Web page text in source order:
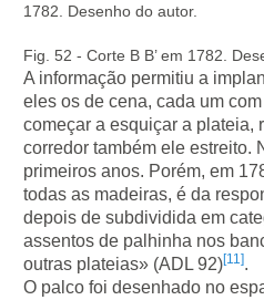
1782. Desenho do autor.
Fig. 52 - Corte B B’ em 1782.
A informação permitiu a
eles os de cena, cada um
começar a esquiçar a plateia,
corredor também ele estreito.
primeiros anos. Porém, em
todas as madeiras, é da
depois de subdividida em
assentos de palhinha nos
outras plateias» (ADL 92)[11].
O palco foi desenhado no